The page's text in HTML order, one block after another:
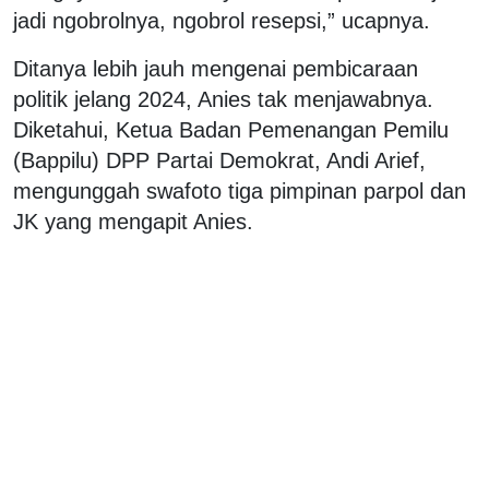
jadi ngobrolnya, ngobrol resepsi,” ucapnya.
Ditanya lebih jauh mengenai pembicaraan
politik jelang 2024, Anies tak menjawabnya.
Diketahui, Ketua Badan Pemenangan Pemilu
(Bappilu) DPP Partai Demokrat, Andi Arief,
mengunggah swafoto tiga pimpinan parpol dan
JK yang mengapit Anies.